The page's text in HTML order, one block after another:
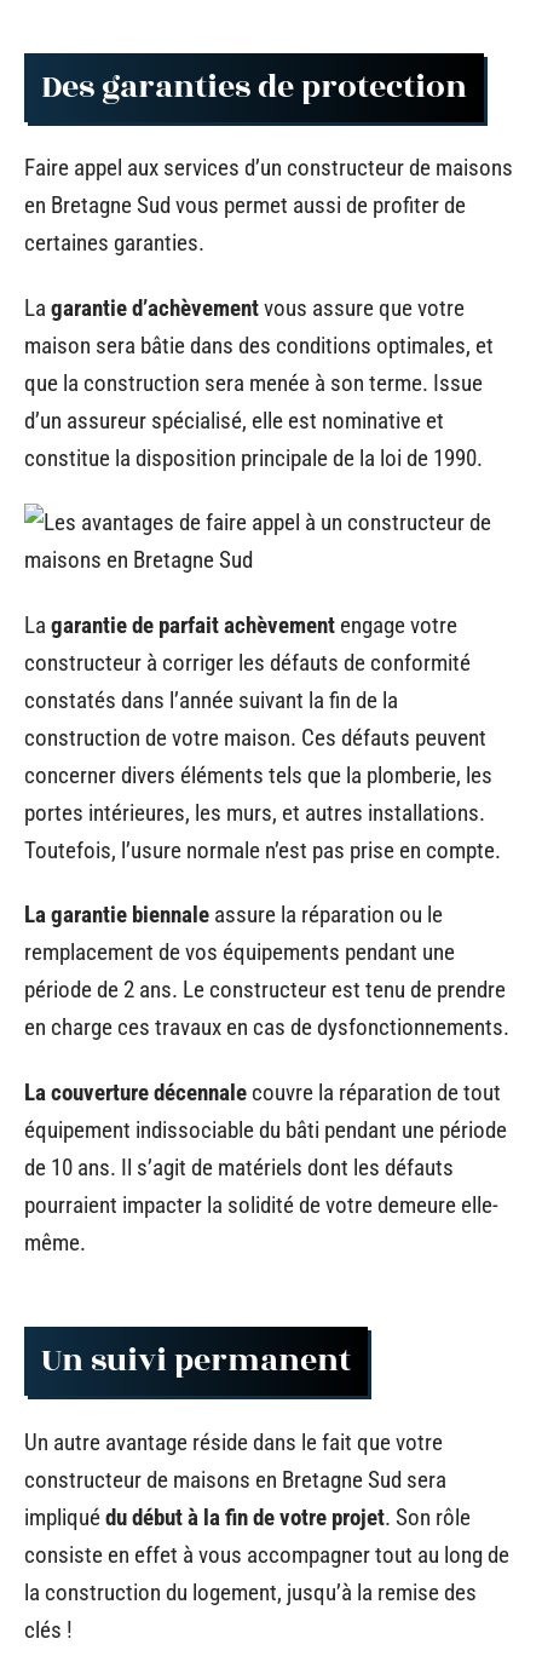
Des garanties de protection
Faire appel aux services d’un constructeur de maisons
en Bretagne Sud vous permet aussi de profiter de
certaines garanties.
La garantie d’achèvementvous assure que votre
maison sera bâtie dans des conditions optimales, et
que la construction sera menée à son terme. Issue
d’un assureur spécialisé, elle est nominative et
constitue la disposition principale de la loi de 1990.
La garantie de parfait achèvement engage votre
constructeur à corriger les défauts de conformité
constatés dans l’année suivant la fin de la
construction de votre maison. Ces défauts peuvent
concerner divers éléments tels que la plomberie, les
portes intérieures, les murs, et autres installations.
Toutefois, l’usure normale n’est pas prise en compte.
La garantie biennale assure la réparation ou le
remplacement de vos équipements pendant une
période de 2 ans. Le constructeur est tenu de prendre
en charge ces travaux en cas de dysfonctionnements.
La couverture décennale couvre la réparation de tout
équipement indissociable du bâti pendant une période
de 10 ans. Il s’agit de matériels dont les défauts
pourraient impacter la solidité de votre demeure elle-
même.
Un suivi permanent
Un autre avantage réside dans le fait que votre
constructeur de maisons en Bretagne Sud sera
impliquédu début à la fin de votre projet. Son rôle
consiste en effet à vous accompagner tout au long de
la construction du logement, jusqu’à la remise des
clés !